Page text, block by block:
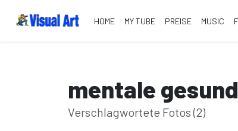
HOME MY TUBE PREISE MUSIC
mentale
Verschlagwortete Fotos (2)